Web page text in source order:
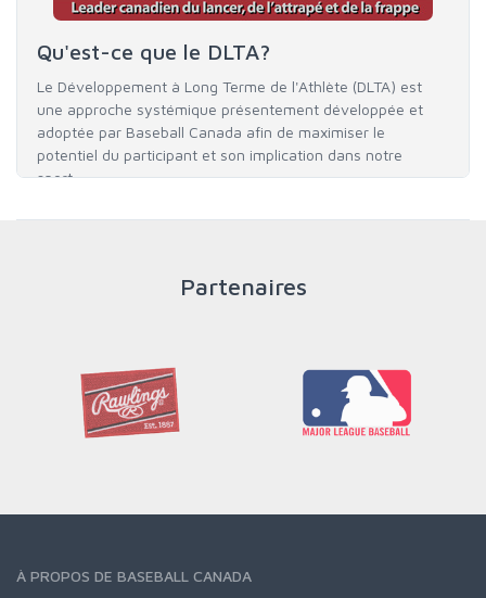
Qu'est-ce que le DLTA?
Le Développement à Long Terme de l'Athlète (DLTA) est
une approche systémique présentement développée et
adoptée par Baseball Canada afin de maximiser le
potentiel du participant et son implication dans notre
sport.
Partenaires
À PROPOS DE BASEBALL CANADA